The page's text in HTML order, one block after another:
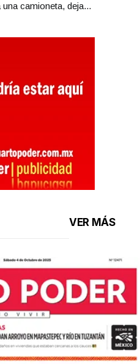
camioneta, deja...
VER MÁS